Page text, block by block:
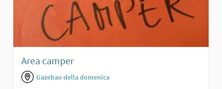
Area camper
Gazebao della domenica